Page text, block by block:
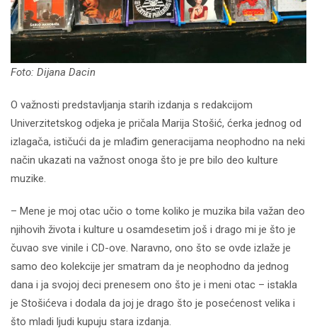
Foto: Dijana Dacin
O važnosti predstavljanja starih izdanja s redakcijom
Univerzitetskog odjeka je pričala Marija Stošić, ćerka jednog od
izlagača, ističući da je mlađim generacijama neophodno na neki
način ukazati na važnost onoga što je pre bilo deo kulture
muzike.
– Mene je moj otac učio o tome koliko je muzika bila važan deo
njihovih života i kulture u osamdesetim još i drago mi je što je
čuvao sve vinile i CD-ove. Naravno, ono što se ovde izlaže je
samo deo kolekcije jer smatram da je neophodno da jednog
dana i ja svojoj deci prenesem ono što je i meni otac – istakla
je Stošićeva i dodala da joj je drago što je posećenost velika i
što mladi ljudi kupuju stara izdanja.